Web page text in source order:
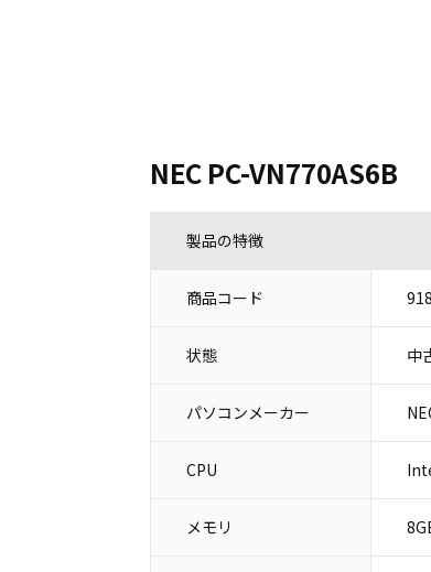
NEC PC-VN770AS6B
製品の特徴
商品コード
状態 中
パソコンメーカー
CPU
メモリ